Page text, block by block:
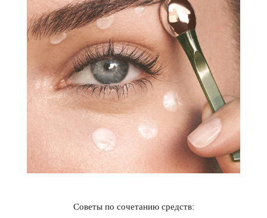
Советы по сочетанию средств: